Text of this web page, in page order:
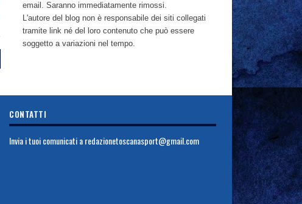
email. Saranno immediatamente rimossi.
L'autore del blog non è responsabile dei siti collegati
tramite link né del loro contenuto che può essere
soggetto a variazioni nel tempo.
CONTATTI
Invia i tuoi comunicati aredazionetoscanasport@gmail.com